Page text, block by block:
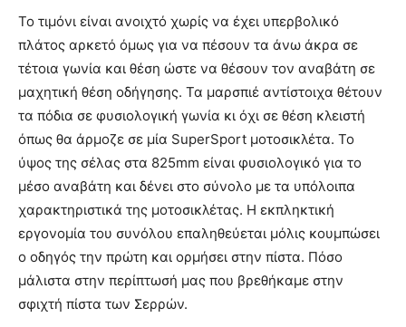
Το τιμόνι είναι ανοιχτό χωρίς να έχει υπερβολικό
πλάτος αρκετό όμως για να πέσουν τα άνω άκρα σε
τέτοια γωνία και θέση ώστε να θέσουν τον αναβάτη σε
μαχητική θέση οδήγησης. Τα μαρσπιέ αντίστοιχα θέτουν
τα πόδια σε φυσιολογική γωνία κι όχι σε θέση κλειστή
όπως θα άρμοζε σε μία SuperSport μοτοσικλέτα. Το
ύψος της σέλας στα 825mm είναι φυσιολογικό για το
μέσο αναβάτη και δένει στο σύνολο με τα υπόλοιπα
χαρακτηριστικά της μοτοσικλέτας. Η εκπληκτική
εργονομία του συνόλου επαληθεύεται μόλις κουμπώσει
ο οδηγός την πρώτη και ορμήσει στην πίστα. Πόσο
μάλιστα στην περίπτωσή μας που βρεθήκαμε στην
σφιχτή πίστα των Σερρών.